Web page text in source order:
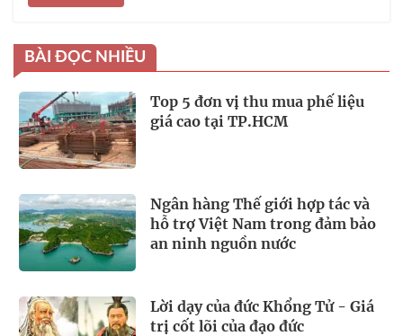
BÀI ĐỌC NHIỀU
Top 5 đơn vị thu mua phế liệu
giá cao tại TP.HCM
Ngân hàng Thế giới hợp tác và
hỗ trợ Việt Nam trong đảm bảo
an ninh nguồn nước
Lời dạy của đức Khổng Tử - Giá
trị cốt lõi của đạo đức